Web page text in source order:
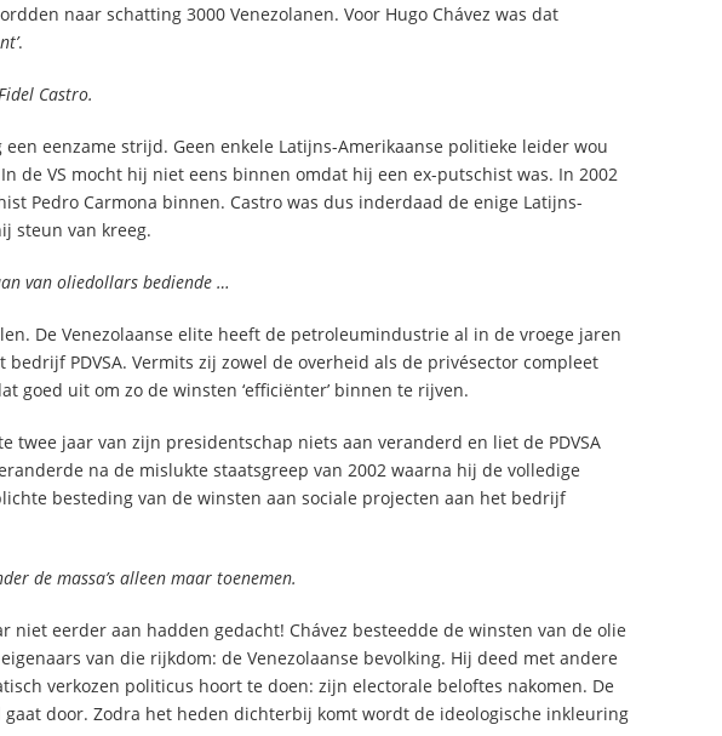
naar schatting 3000 Venezolanen. Voor Hugo Chávez was dat
.
Castro.
een eenzame strijd. Geen enkele Latijns-Amerikaanse politieke leider wou
de VS mocht hij niet eens binnen omdat hij een ex-putschist was. In 2002
Pedro Carmona binnen. Castro was dus inderdaad de enige Latijns-
steun van kreeg.
van oliedollars bediende …
De Venezolaanse elite heeft de petroleumindustrie al in de vroege jaren
bedrijf PDVSA. Vermits zij zowel de overheid als de privésector compleet
goed uit om zo de winsten ‘efficiënter’ binnen te rijven.
twee jaar van zijn presidentschap niets aan veranderd en liet de PDVSA
na de mislukte staatsgreep van 2002 waarna hij de volledige
besteding van de winsten aan sociale projecten aan het bedrijf
de massa’s alleen maar toenemen.
niet eerder aan hadden gedacht! Chávez besteedde de winsten van de olie
van die rijkdom: de Venezolaanse bevolking. Hij deed met andere
verkozen politicus hoort te doen: zijn electorale beloftes nakomen. De
gaat door. Zodra het heden dichterbij komt wordt de ideologische inkleuring